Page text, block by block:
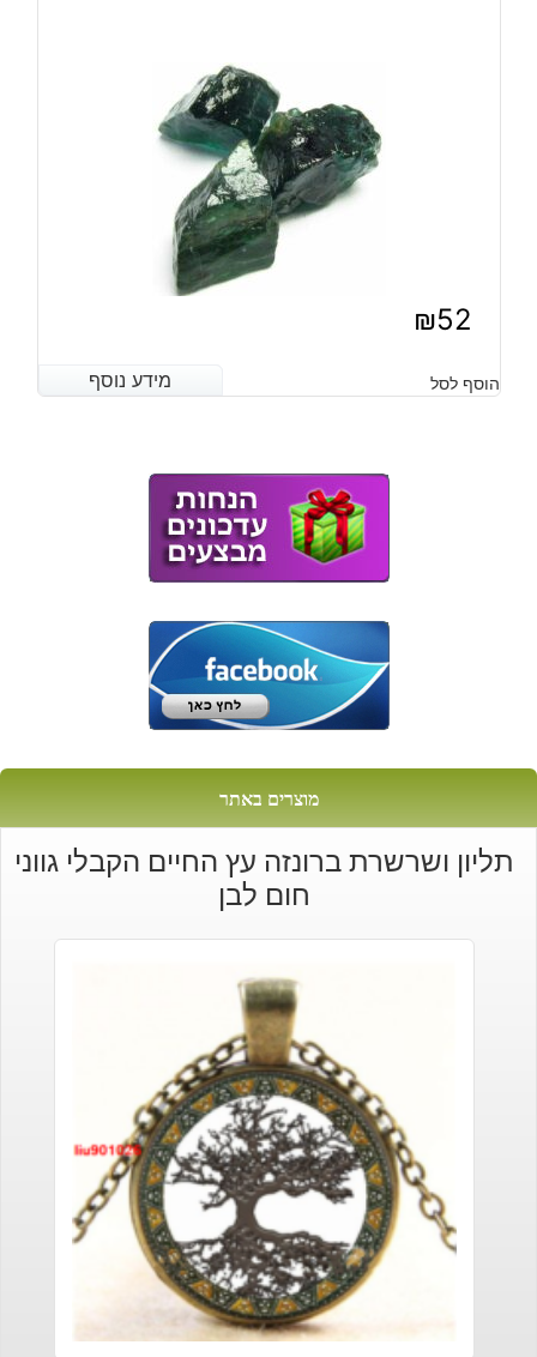
₪52
מידע נוסף הוסף לסל מידע נוסף
מוצרים באתר
תליון ושרשרת ברונזה עץ החיים הקבלי גווני
חום לבן